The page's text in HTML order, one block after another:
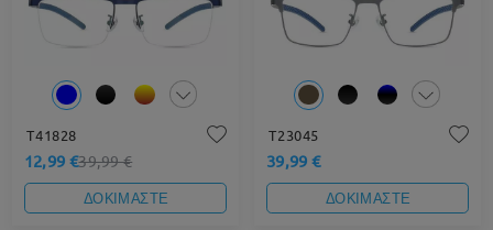
T41828
12,99 €39,99 €
ΔΟΚΙΜΑΣΤΕ
T23045
39,99 €
ΔΟΚΙΜΑΣΤΕ